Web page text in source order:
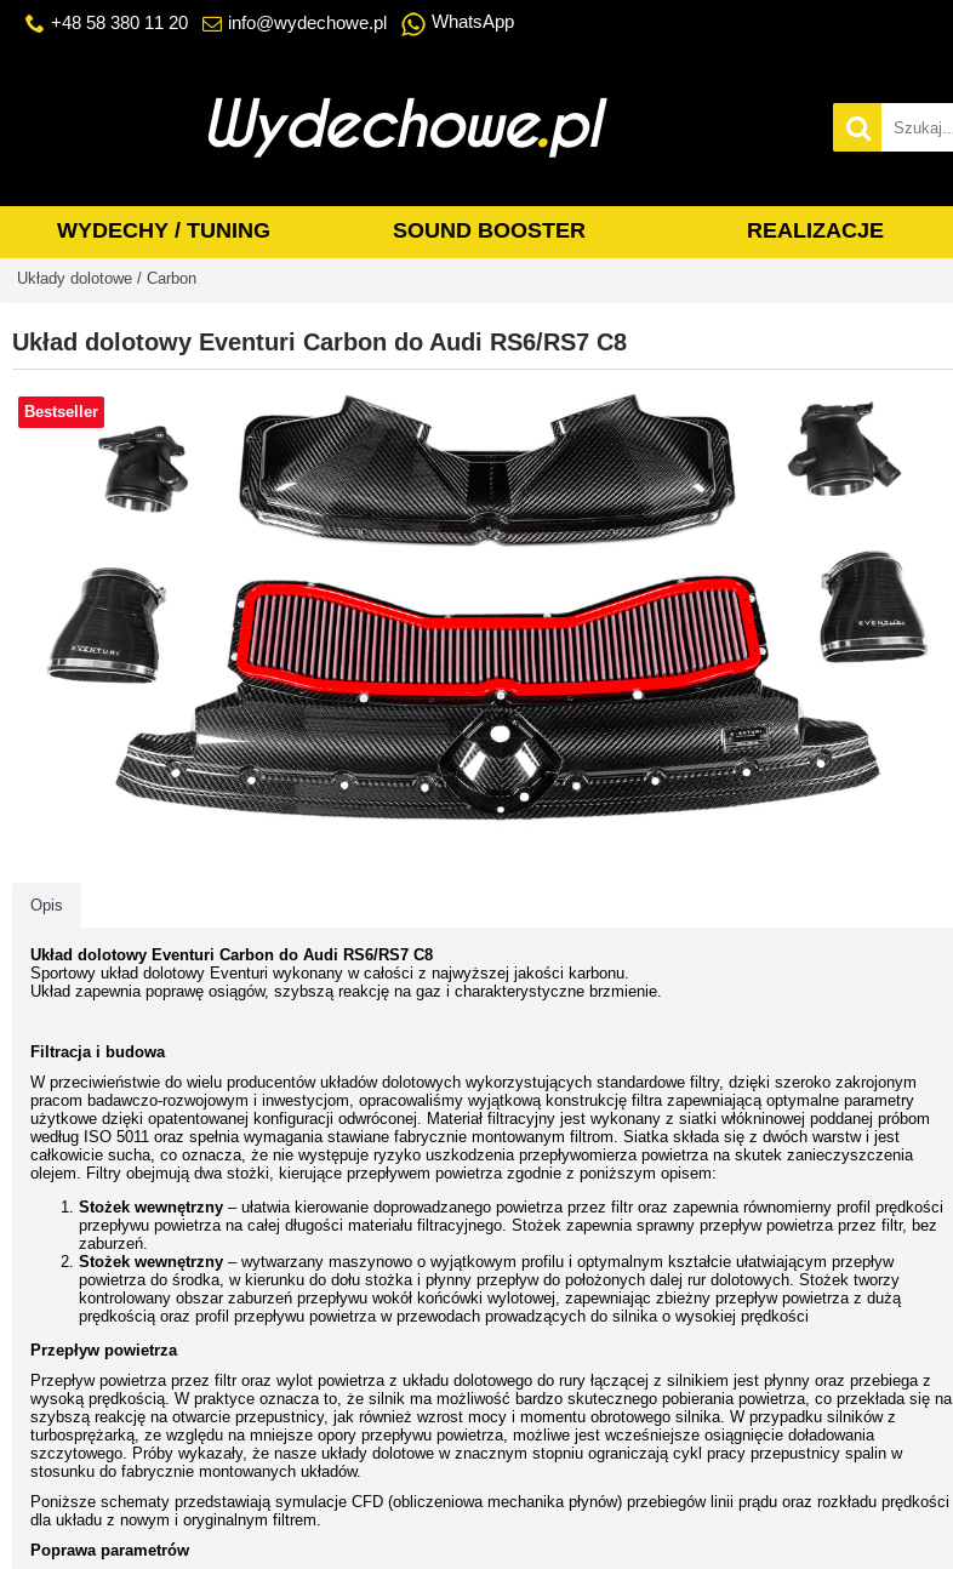
+48 58 380 11 20 info@wydechowe.pl WhatsApp
WYDECHY / TUNING SOUND BOOSTER REALIZACJE
Układy dolotowe / Carbon
Układ dolotowy Eventuri Carbon do Audi RS6/RS7 C8
Bestseller
Opis
Układ dolotowy Eventuri Carbon do Audi RS6/RS7 C8
Sportowy układ dolotowy Eventuri wykonany w całości z najwyższej jakości karbonu.
Układ zapewnia poprawę osiągów, szybszą reakcję na gaz i charakterystyczne brzmienie.
Filtracja i budowa
W przeciwieństwie do wielu producentów układów dolotowych wykorzystujących standardowe filtry, dzięki szeroko zakrojonym
pracom badawczo-rozwojowym i inwestycjom, opracowaliśmy wyjątkową konstrukcję filtra zapewniającą optymalne parametry
użytkowe dzięki opatentowanej konfiguracji odwróconej. Materiał filtracyjny jest wykonany z siatki włókninowej poddanej próbom
według ISO 5011 oraz spełnia wymagania stawiane fabrycznie montowanym filtrom. Siatka składa się z dwóch warstw i jest
całkowicie sucha, co oznacza, że nie występuje ryzyko uszkodzenia przepływomierza powietrza na skutek zanieczyszczenia
olejem. Filtry obejmują dwa stożki, kierujące przepływem powietrza zgodnie z poniższym opisem:
Stożek wewnętrzny – ułatwia kierowanie doprowadzanego powietrza przez filtr oraz zapewnia równomierny profil prędkości
przepływu powietrza na całej długości materiału filtracyjnego. Stożek zapewnia sprawny przepływ powietrza przez filtr, bez
zaburzeń.
Stożek wewnętrzny – wytwarzany maszynowo o wyjątkowym profilu i optymalnym kształcie ułatwiającym przepływ
powietrza do środka, w kierunku do dołu stożka i płynny przepływ do położonych dalej rur dolotowych. Stożek tworzy
kontrolowany obszar zaburzeń przepływu wokół końcówki wylotowej, zapewniając zbieżny przepływ powietrza z dużą
prędkością oraz profil przepływu powietrza w przewodach prowadzących do silnika o wysokiej prędkości
Przepływ powietrza
Przepływ powietrza przez filtr oraz wylot powietrza z układu dolotowego do rury łączącej z silnikiem jest płynny oraz przebiega z
wysoką prędkością. W praktyce oznacza to, że silnik ma możliwość bardzo skutecznego pobierania powietrza, co przekłada się na
szybszą reakcję na otwarcie przepustnicy, jak również wzrost mocy i momentu obrotowego silnika. W przypadku silników z
turbosprężarką, ze względu na mniejsze opory przepływu powietrza, możliwe jest wcześniejsze osiągnięcie doładowania
szczytowego. Próby wykazały, że nasze układy dolotowe w znacznym stopniu ograniczają cykl pracy przepustnicy spalin w
stosunku do fabrycznie montowanych układów.
Poniższe schematy przedstawiają symulacje CFD (obliczeniowa mechanika płynów) przebiegów linii prądu oraz rozkładu prędkości
dla układu z nowym i oryginalnym filtrem.
Poprawa parametrów